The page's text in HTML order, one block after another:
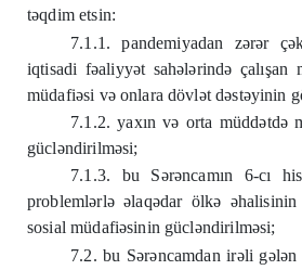
təqdim etsin:
7.1.1. pandemiyadan zərər
iqtisadi fəaliyyət sahələrində çalışan
müdafiəsi və onlara dövlət dəstəyinin
7.1.2. yaxın və orta müddətdə
gücləndirilməsi;
7.1.3. bu Sərəncamın 6-cı
problemlərlə əlaqədar ölkə əhalisinin
sosial müdafiəsinin gücləndirilməsi;
7.2. bu Sərəncamdan irəli